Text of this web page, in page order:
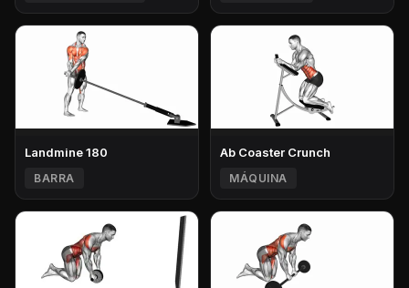
Landmine 180
BARRA
Ab Coaster Crunch
MÁQUINA